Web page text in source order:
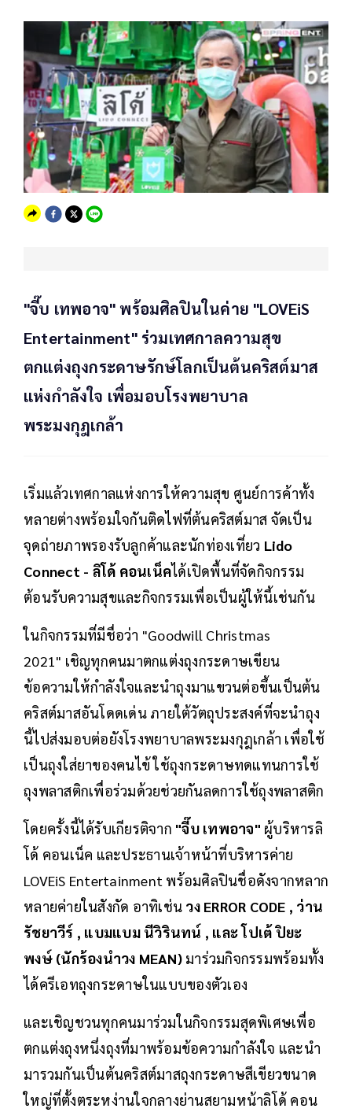
"จี๊บ เทพอาจ" พร้อมศิลปินในค่าย "LOVEiS
Entertainment" ร่วมเทศกาลความสุข
ตกแต่งถุงกระดาษรักษ์โลกเป็นต้นคริสต์มาส
แห่งกำลังใจ เพื่อมอบโรงพยาบาล
พระมงกุฎเกล้า
เริ่มแล้วเทศกาลแห่งการให้ความสุข ศูนย์การค้าทั้ง
หลายต่างพร้อมใจกันติดไฟที่ต้นคริสต์มาส จัดเป็น
จุดถ่ายภาพรองรับลูกค้าและนักท่องเที่ยว Lido
Connect - ลิโด้ คอนเน็คได้เปิดพื้นที่จัดกิจกรรม
ต้อนรับความสุขและกิจกรรมเพื่อเป็นผู้ให้นี้เช่นกัน
ในกิจกรรมที่มีชื่อว่า "Goodwill Christmas
2021" เชิญทุกคนมาตกแต่งถุงกระดาษเขียน
ข้อความให้กำลังใจและนำถุงมาแขวนต่อขึ้นเป็นต้น
คริสต์มาสอันโดดเด่น ภายใต้วัตถุประสงค์ที่จะนำถุง
นี้ไปส่งมอบต่อยังโรงพยาบาลพระมงกุฎเกล้า เพื่อใช้
เป็นถุงใส่ยาของคนไข้ ใช้ถุงกระดาษทดแทนการใช้
ถุงพลาสติกเพื่อร่วมด้วยช่วยกันลดการใช้ถุงพลาสติก
โดยครั้งนี้ได้รับเกียรติจาก "จี๊บ เทพอาจ" ผู้บริหารลิ
โด้ คอนเน็ค และประธานเจ้าหน้าที่บริหารค่าย
LOVEiS Entertainment พร้อมศิลปินชื่อดังจากหลาก
หลายค่ายในสังกัด อาทิเช่น วง ERROR CODE , ว่าน
รัชยาวีร์ , แบมแบม นีวิรินทน์ , และ โปเต้ ปิยะ
พงษ์ (นักร้องนำวง MEAN) มาร่วมกิจกรรมพร้อมทั้ง
ได้ครีเอทถุงกระดาษในแบบของตัวเอง
และเชิญชวนทุกคนมาร่วมในกิจกรรมสุดพิเศษเพื่อ
ตกแต่งถุงหนึ่งถุงที่มาพร้อมข้อความกำลังใจ และนำ
มารวมกันเป็นต้นคริสต์มาสถุงกระดาษสีเขียวขนาด
ใหญ่ที่ตั้งตระหง่านใจกลางย่านสยามหน้าลิโด้ คอน